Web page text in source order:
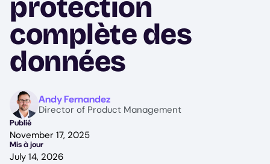
protection
complète des
données
Image Andy Fernandez
Director of Product Management
Publié
November 17, 2025
Mis à jour
July 14, 2026